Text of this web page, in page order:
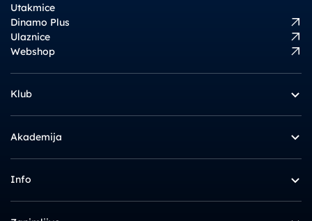
Utakmice
Dinamo Plus
Ulaznice
Webshop
Klub
Akademija
Info